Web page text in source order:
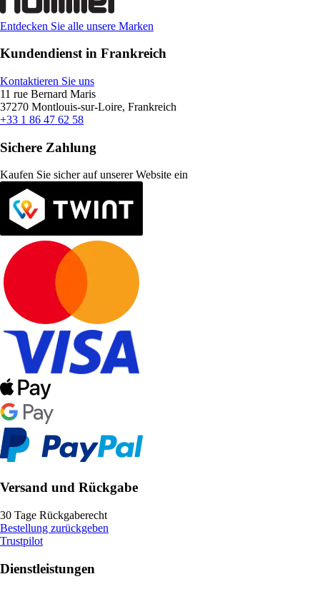
Entdecken Sie alle unsere Marken
Kundendienst in Frankreich
Kontaktieren Sie uns
11 rue Bernard Maris
37270 Montlouis-sur-Loire, Frankreich
+33 1 86 47 62 58
Sichere Zahlung
Kaufen Sie sicher auf unserer Website ein
Versand und Rückgabe
30 Tage Rückgaberecht
Bestellung zurückgeben
Trustpilot
Dienstleistungen